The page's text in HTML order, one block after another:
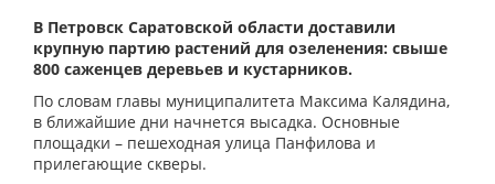
В Петровск Саратовской области доставили
крупную партию растений для озеленения: свыше
800 саженцев деревьев и кустарников.
По словам главы муниципалитета Максима Калядина,
в ближайшие дни начнется высадка. Основные
площадки – пешеходная улица Панфилова и
прилегающие скверы.